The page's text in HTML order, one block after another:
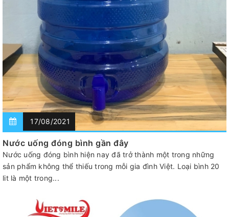
17/08/2021
Nước uống đóng bình gần đây
Nước uống đóng bình hiện nay đã trở thành một trong những
sản phẩm không thể thiếu trong mỗi gia đình Việt. Loại bình 20
lit là một trong...